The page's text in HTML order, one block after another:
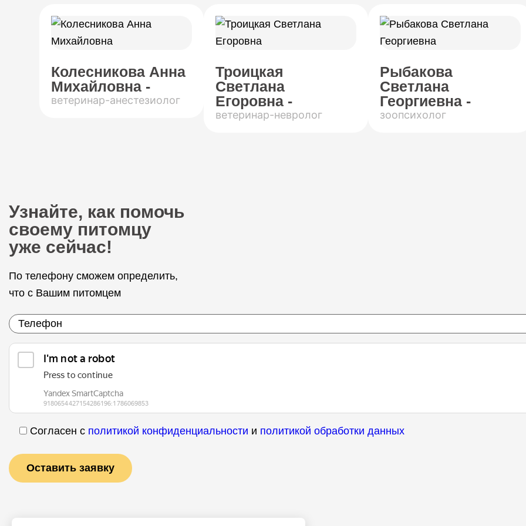
Колесникова Анна
Михайловна -
ветеринар-анестезиолог
Троицкая
Светлана
Егоровна -
ветеринар-невролог
Рыбакова
Светлана
Георгиевна -
зоопсихолог
Узнайте, как помочь
своему питомцу
уже сейчас!
По телефону сможем определить,
что с Вашим питомцем
Согласен с политикой конфиденциальности и политикой обработки данных